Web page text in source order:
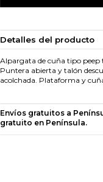
Detalles del producto
Alpargata de cuña tipo peep
Puntera abierta y talón
acolchada. Plataforma y
Envíos gratuitos a
gratuito en Península.